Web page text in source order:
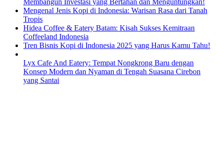
Membangun Investasi yang Bertahan dan Menguntungkan!
Mengenal Jenis Kopi di Indonesia: Warisan Rasa dari Tanah
Tropis
Hidea Coffee & Eatery Batam: Kisah Sukses Kemitraan
Coffeeland Indonesia
Tren Bisnis Kopi di Indonesia 2025 yang Harus Kamu Tahu!
Lyx Cafe And Eatery: Tempat Nongkrong Baru dengan
Konsep Modern dan Nyaman di Tengah Suasana Cirebon
yang Santai